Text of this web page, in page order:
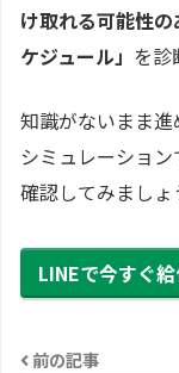
け取れる可能性
ケジュール」 を診
知識がないまま
シミュレーショ
確認してみましょ
LINEで今すぐ
前の記事